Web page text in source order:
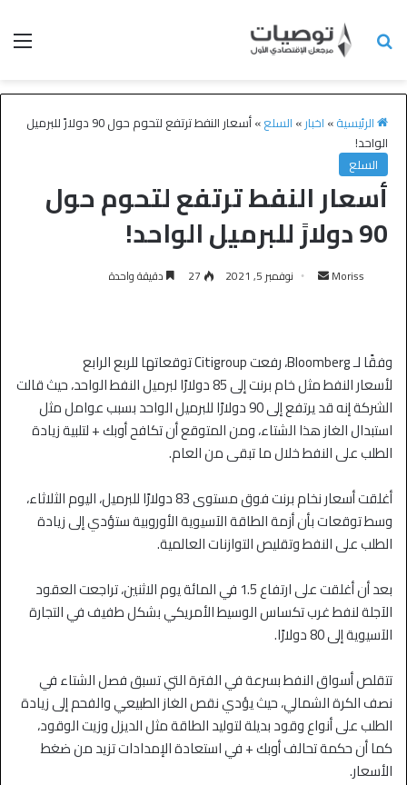
الرئيسية» اخبار» السلع»
أسعار النفط ترتفع لتحوم حول 90 دولارً للبرميل
الواحد!
السلع
أسعار النفط ترتفع لتحوم حول
90 دولارً للبرميل الواحد!
Moriss نوفمبر 5, 2021 27 دقيقة واحدة
وفقًا لـ Bloomberg، رفعت Citigroup توقعاتها للربع الرابع
لأسعار النفط مثل خام برنت إلى 85 دولارًا لبرميل النفط الواحد، حيث قالت
الشركة إنه قد يرتفع إلى 90 دولارًا للبرميل الواحد بسبب عوامل مثل
استبدال الغاز هذا الشتاء، ومن المتوقع أن تكافح أوبك + لتلبية زيادة
الطلب على النفط خلال ما تبقى من العام.
أغلقت أسعار نخام برنت فوق مستوى 83 دولارًا للبرميل، اليوم الثلاثاء،
وسط توقعات بأن أزمة الطاقة الآسيوية الأوروبية ستؤدي إلى زيادة
الطلب على النفط وتقليص التوازنات العالمية.
بعد أن أغلقت على ارتفاع 1.5 في المائة يوم الاثنين، تراجعت العقود
الآجلة لنفط غرب تكساس الوسيط الأمريكي بشكل طفيف في التجارة
الآسيوية إلى 80 دولارًا.
تتقلص أسواق النفط بسرعة في الفترة التي تسبق فصل الشتاء في
نصف الكرة الشمالي، حيث يؤدي نقص الغاز الطبيعي والفحم إلى زيادة
الطلب على أنواع وقود بديلة لتوليد الطاقة مثل الديزل وزيت الوقود،
كما أن حكمة تحالف أوبك + في استعادة الإمدادات تزيد من ضغط
الأسعار.